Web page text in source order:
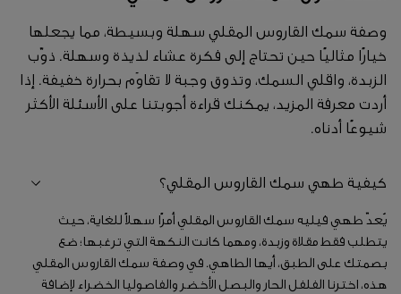
وصفة سمك القاروس المقلي سهلة وبسيطة، مما يجعلها
خيارًا مثاليًا حين تحتاج إلى فكرة عشاء لذيذة وسهلة. ذوّب
الزبدة، واقلي السمك، وتذوق وجبة لا تقاوَم بحرارة خفيفة. إذا
أردت معرفة المزيد، يمكنك قراءة أجوبتنا على الأسئلة الأكثر
شيوعًا أدناه.
كيفية طهي سمك القاروس المقلي؟
يُعدّ طهي فيليه سمك القاروس المقلي أمرًا سهلاً للغاية، حيث
يتطلب فقط مقلاة وزبدة، ومهما كانت النكهة التي ترغبها؛ ضع
بصمتك على الطبق، أيها الطاهي. في وصفة سمك القاروس المقلي
هذه، اخترنا الفلفل الحار والبصل الأخضر والفاصوليا الخضراء لإضافة